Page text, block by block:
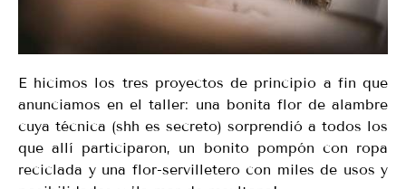
E hicimos los tres proyectos de principio a fin que
anunciamos en el taller: una bonita flor de alambre
cuya técnica (shh es secreto) sorprendió a todos los
que allí participaron, un bonito pompón con ropa
reciclada y una flor-servilletero con miles de usos y